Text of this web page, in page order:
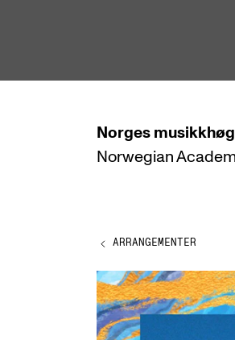
Norges
Norwegian
STUDIER
Bachelor
Master
Doktorgrad
Årsstudium og
ARRANGEMENTER